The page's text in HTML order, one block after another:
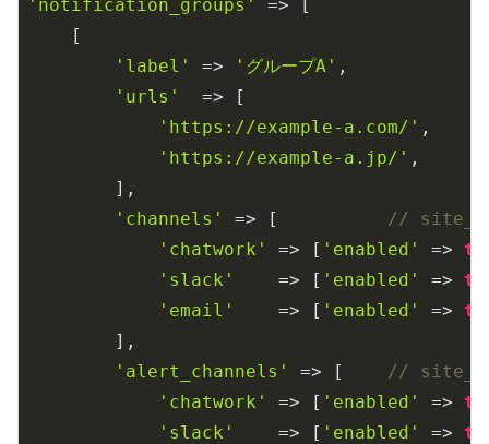
'notification_groups'
=> [
    [
'label'
=> 'グループA' ,
'urls'
  => [
'https://example-a.com/' ,
'https://example-a.jp/' ,
        ],
'channels'
=> [
//
'chatwork'
=> [ 'enabled' =>
'slack'
    => [
'enabled' =>
'email'
    => [
'enabled' =>
        ],
'alert_channels'
=> [
//
'chatwork'
=> [ 'enabled' =>
'slack'
    => [
'enabled' =>